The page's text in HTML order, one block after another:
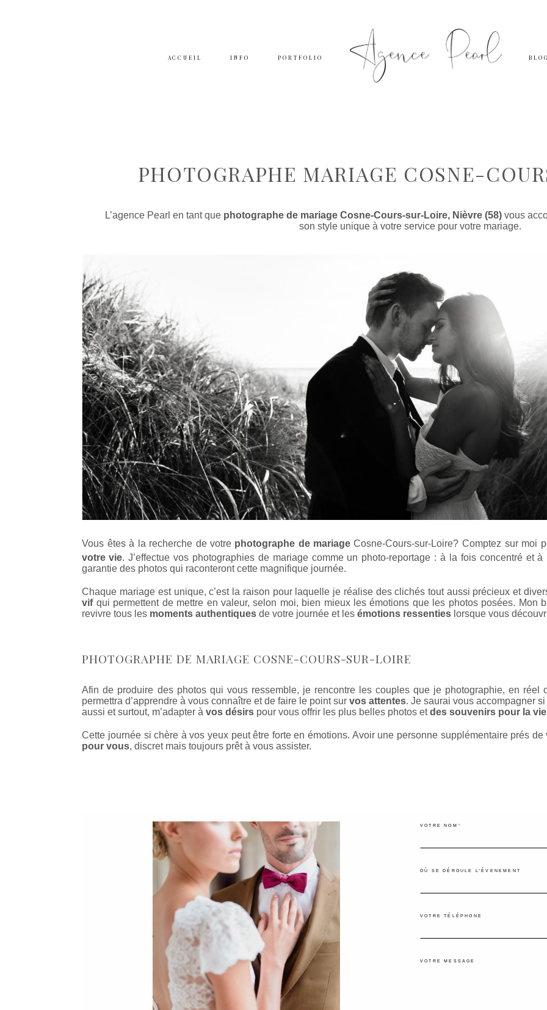
ACCUEIL INFO PORTFOLIO BLOG
PHOTOGRAPHE MARIAGE COSNE-
L’agence Pearl en tant que photographe de mariage Cosne-Cours-sur-Loire, Nièvre (58) vous
son style unique à votre service pour votre mariage.
Vous êtes à la recherche de votre photographe de mariageCosne-Cours-sur-Loire? Comptez sur moi
votre vie. J’effectue vos photographies de mariage comme un photo-reportage : à la fois concentré et
garantie des photos qui raconteront cette magnifique journée.
Chaque mariage est unique, c’est la raison pour laquelle je réalise des clichés tout aussi précieux et
vifqui permettent de mettre en valeur, selon moi, bien mieux les émotions que les photos posées. Mon
revivre tous les moments authentiques de votre journée et lesémotions ressenties lorsque vous
PHOTOGRAPHE DE MARIAGE COSNE-COURS-SUR-LOIRE
Afin de produire des photos qui vous ressemble, je rencontre les couples que je photographie, en
permettra d’apprendre à vous connaître et de faire le point survos attentes. Je saurai vous accompagner
aussi et surtout, m’adapter àvos désirs pour vous offrir les plus belles photos etdes souvenirs pour la
Cette journée si chère à vos yeux peut être forte en émotions. Avoir une personne supplémentaire prés
pour vous, discret mais toujours prêt à vous assister.
VOTRE NOM
OÙ SE DÉROULE L'ÉVENEMENT
VOTRE TÉLÉPHONE
VOTRE MESSAGE